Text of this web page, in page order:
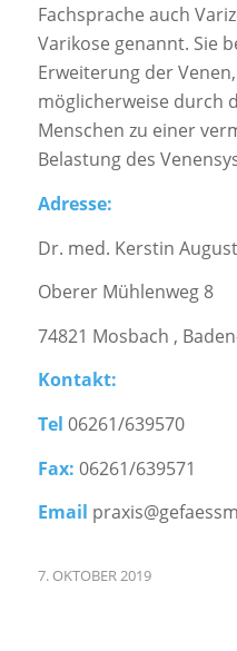
Fachsprache auch
Varikose genannt. Sie
Erweiterung der
möglicherweise durch
Menschen zu einer
Belastung des
Adresse:
Dr. med. Kerstin
Oberer Mühlenweg 8
74821 Mosbach ,
Kontakt:
Tel 06261/639570
Fax: 06261/639571
Email
7. OKTOBER 2019